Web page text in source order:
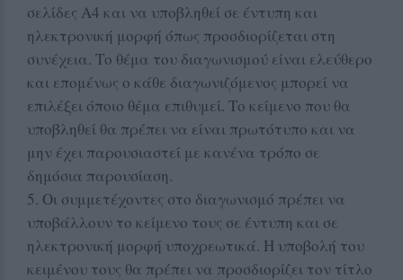
σελίδες Α4 και να υποβληθεί σε έντυπη και
ηλεκτρονική μορφή όπως προσδιορίζεται στη
συνέχεια. Το θέμα του διαγωνισμού είναι ελεύθερο
και επομένως ο κάθε διαγωνιζόμενος μπορεί να
επιλέξει όποιο θέμα επιθυμεί. Το κείμενο που θα
υποβληθεί θα πρέπει να είναι πρωτότυπο και να
μην έχει παρουσιαστεί με κανένα τρόπο σε
δημόσια παρουσίαση.
5. Οι συμμετέχοντες στο διαγωνισμό πρέπει να
υποβάλλουν το κείμενο τους σε έντυπη και σε
ηλεκτρονική μορφή υποχρεωτικά. Η υποβολή του
κειμένου τους θα πρέπει να προσδιορίζει τον τίτλο